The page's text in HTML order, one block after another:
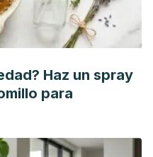
): 27-36. Disponible en:
Haz un spray
para